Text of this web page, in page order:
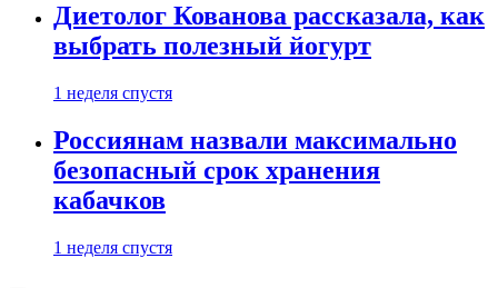
Диетолог Кованова рассказала, как
выбрать полезный йогурт
1 неделя спустя
Россиянам назвали максимально
безопасный срок хранения
кабачков
1 неделя спустя